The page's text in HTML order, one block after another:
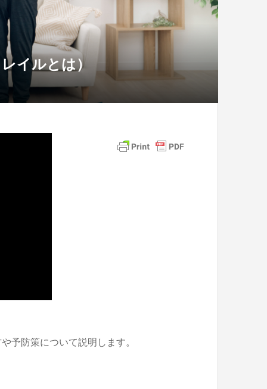
イルとは）
予防策について説明します。